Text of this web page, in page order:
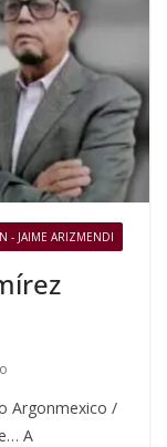
- JAIME ARIZMENDI
Argonmexico /
A